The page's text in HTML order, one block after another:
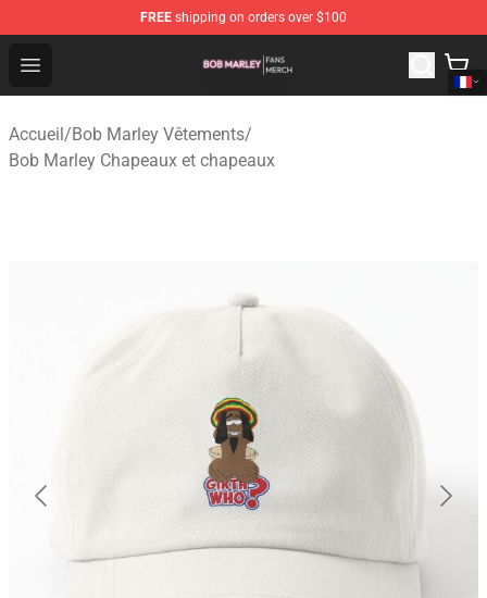
FREE shipping on orders over $100
Open menu
Bob Marley Shop - Official Bob Marley Merchandise
Accueil/Bob Marley Vêtements/
Bob Marley Chapeaux et chapeaux